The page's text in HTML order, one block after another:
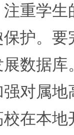
重学
护。
数据
对属
在本